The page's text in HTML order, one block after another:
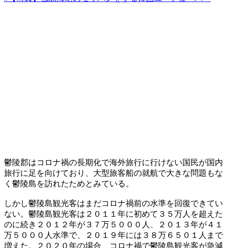
鬱陵郡はコロナ禍の長期化で海外旅行に行けない国民が国内
旅行に足を向けており、大型旅客船の就航で大きな問題もな
く鬱陵島を訪れたためとみている。
しかし鬱陵島観光客はまだコロナ禍前の水準を回復できてい
ない。鬱陵島観光客は２０１１年に初めて３５万人を超えた
のに続き２０１２年が３７万５０００人、２０１３年が４１
万５０００人水準で、２０１９年には３８万６５０１人まで
増えた。２０２０年の場合、コロナ禍で鬱陵島観光客が急減